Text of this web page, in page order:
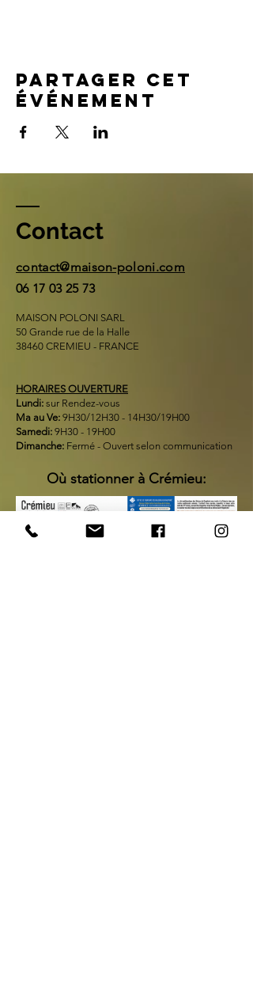
Partager cet
événement
Contact
contact@maison-poloni.com
06 17 03 25 73
MAISON POLONI SARL
50 Grande rue de la Halle
38460 CREMIEU - FRANCE
HORAIRES OUVERTURE
Lundi: sur Rendez-vous
Ma au Ve: 9H30/12H30 - 14H30/19H00
Samedi: 9H30 - 19H00
Dimanche: Fermé - Ouvert selon communication
Où stationner à Crémieu: